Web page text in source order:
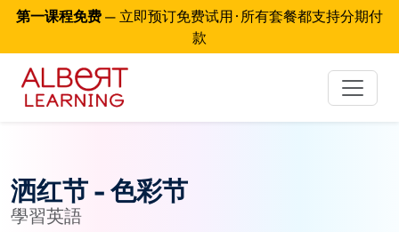
第一课程免费 — 立即预订免费试用 · 所有套餐都支持分期付
款
洒红节 - 色彩节
學習英語